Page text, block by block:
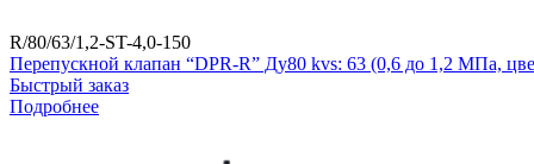
R/80/63/1,2-ST-4,0-150
Перепускной клапан “DPR-R” Ду80 kvs: 63 (0,6 до 1,2 МПа,
Быстрый заказ
Подробнее